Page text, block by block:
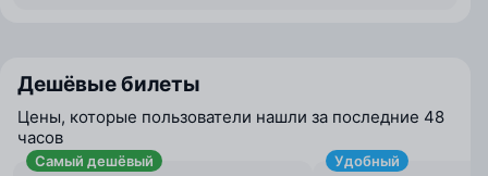
Дешёвые билеты
Цены, которые пользователи нашли за последние 48
часов
Самый дешёвый Удобный